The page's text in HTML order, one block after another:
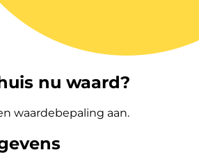
nu waard?
waardebepaling aan.